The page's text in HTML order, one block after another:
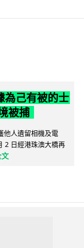
為己有被的士
被捕
他人遺留相機及電
2 日經港珠澳大橋再
文